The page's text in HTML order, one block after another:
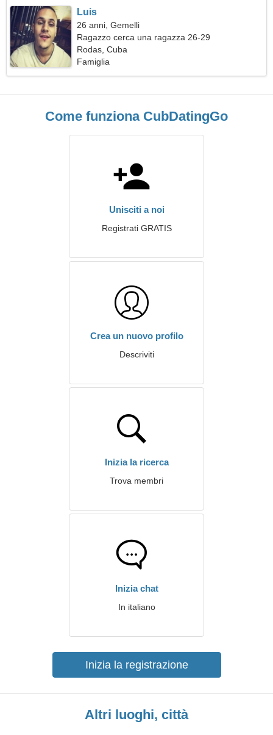
Luis
26 anni, Gemelli
Ragazzo cerca una ragazza 26-29
Rodas, Cuba
Famiglia
Come funziona CubDatingGo
Unisciti a noi
Registrati GRATIS
Crea un nuovo profilo
Descriviti
Inizia la ricerca
Trova membri
Inizia chat
In italiano
Inizia la registrazione
Altri luoghi, città